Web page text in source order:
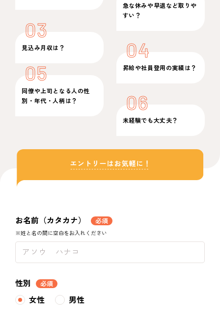
急な休みや早退など取りや
すい？
03
見込み月収は？ 04
昇給や社員登用の実績は？
05
同僚や上司となる人の性
別・年代・人柄は？
06
未経験でも大丈夫？
お名前（カタカナ） 必須
※姓と名の間に空白をお入れください
性別 必須
女性 男性